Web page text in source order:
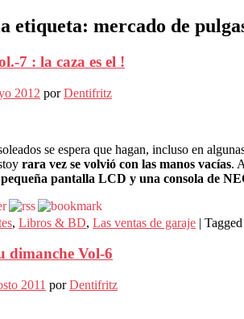
etiqueta: mercado de
7 : la caza es el !
2012 porDentifritz
se espera que hagan, incluso en
rara vez se volvió con las manos vacías.
pantalla LCD y una consola de
, Libros & BD, Las ventas de garaje | Tagged
dimanche Vol-6
2011 porDentifritz